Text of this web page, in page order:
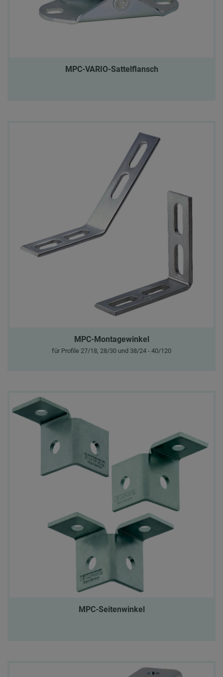
MPC-VARIO-Sattelflansch
MPC-Montagewinkel
für Profile 27/18, 28/30 und 38/24 - 40/120
MPC-Seitenwinkel